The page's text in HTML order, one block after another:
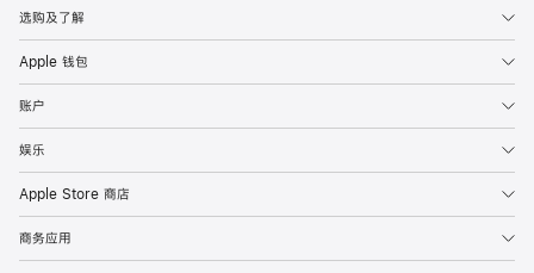
选购及了解
Apple 钱包
账户
娱乐
Apple Store 商店
商务应用